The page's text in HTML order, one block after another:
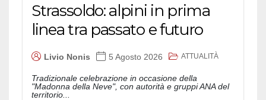
Strassoldo: alpini in prima
linea tra passato e futuro
Livio Nonis 5 Agosto 2026 ATTUALITÀ
Tradizionale celebrazione in occasione della
"Madonna della Neve", con autorità e gruppi ANA del
territorio...